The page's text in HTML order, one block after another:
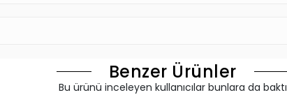
Benzer Ürünler
Bu ürünü inceleyen kullanıcılar bunlara da baktı